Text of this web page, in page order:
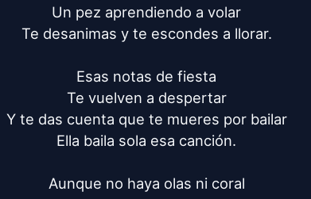
Un pez aprendiendo a volar
Te desanimas y te escondes a llorar.
Esas notas de fiesta
Te vuelven a despertar
Y te das cuenta que te mueres por bailar
Ella baila sola esa canción.
Aunque no haya olas ni coral